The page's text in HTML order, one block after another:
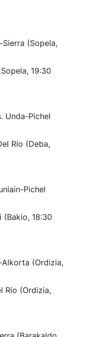
(Sopela,
19:30
Unda-Pichel
Río (Deba,
Pichel
18:30
(Ordizia,
Río (Ordizia,